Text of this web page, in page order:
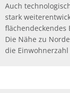
Auch
stark
flächendeckendes
Die Nähe zu
die